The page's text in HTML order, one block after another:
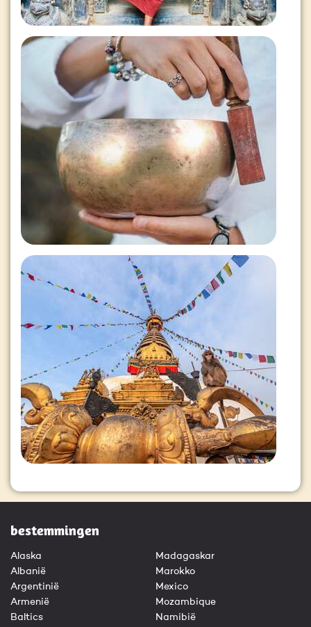
bestemmingen
Alaska
Albanië
Argentinië
Armenië
Baltics
Madagaskar
Marokko
Mexico
Mozambique
Namibië